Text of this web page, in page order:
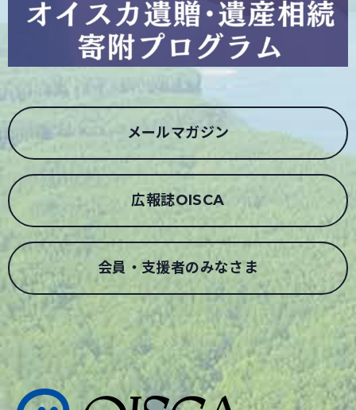
メールマガジン
広報誌OISCA
会員・支援者のみなさま